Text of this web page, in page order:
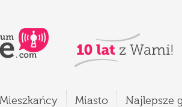
Mieszkańcy Miasto Najlepsze